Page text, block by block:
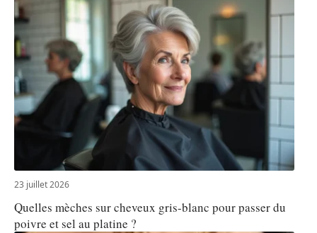
23 juillet 2026
Quelles mèches sur cheveux gris-blanc pour passer du
poivre et sel au platine ?